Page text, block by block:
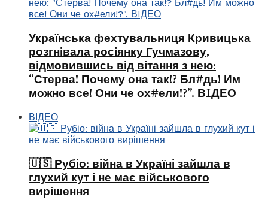
Українська фехтувальниця Кривицька
розгнівала росіянку Гучмазову,
відмовившись від вітання з нею:
“Стерва! Почему она так!? Бл#дь! Им
можно все! Они че ох#ели!?”. ВIДЕО
ВІДЕО
🇺🇸 Рубіо: війна в Україні зайшла в
глухий кут і не має військового
вирішення